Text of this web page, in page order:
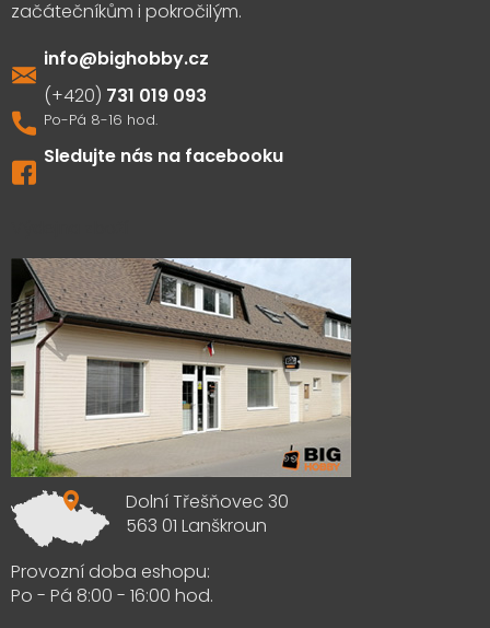
info@bighobby.cz
731 019 093
Sledujte nás na facebooku
Dolní Třešňovec 30
563 01 Lanškroun
Provozní doba eshopu:
Po - Pá 8:00 - 16:00 hod.